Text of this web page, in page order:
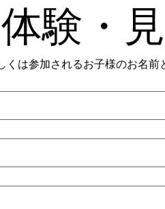
験・
くは参加されるお子様のお名前